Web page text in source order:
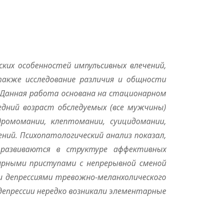
особенностей импульсивных влечений,
исследование различия и общности
работа основана на стационарном
возраст обследуемых (все мужчины)
клептомании, суицидомании,
Психопатологический анализ показал,
в структуре аффективных
приступами с непрерывной сменой
депрессиями тревожно-меланхолического
нередко возникали элементарные